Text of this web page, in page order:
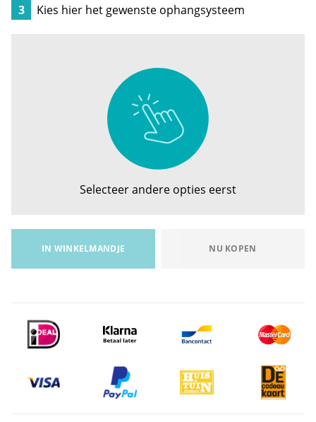
3 Kies hier het gewenste ophangsysteem
Selecteer andere opties eerst
IN WINKELMANDJE NU KOPEN